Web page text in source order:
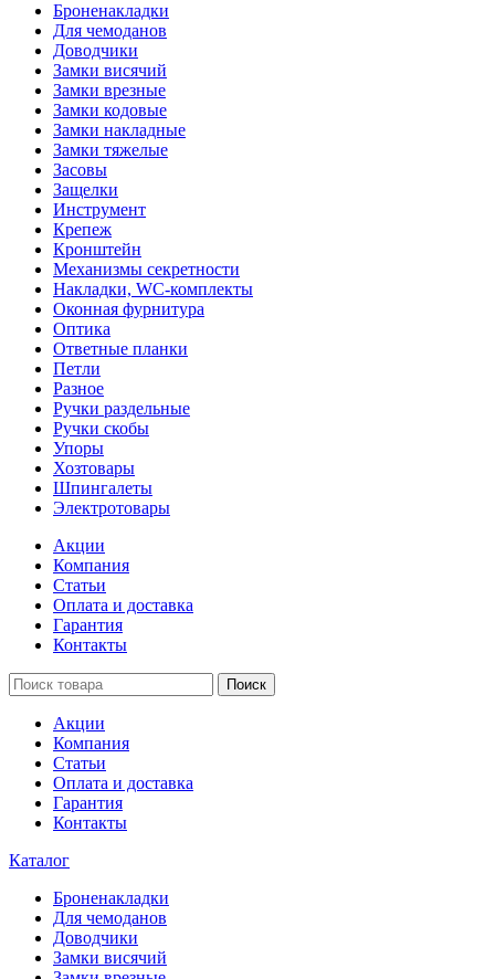
Броненакладки
Для чемоданов
Доводчики
Замки висячий
Замки врезные
Замки кодовые
Замки накладные
Замки тяжелые
Засовы
Защелки
Инструмент
Крепеж
Кронштейн
Механизмы секретности
Накладки, WC-комплекты
Оконная фурнитура
Оптика
Ответные планки
Петли
Разное
Ручки раздельные
Ручки скобы
Упоры
Хозтовары
Шпингалеты
Электротовары
Акции
Компания
Статьи
Оплата и доставка
Гарантия
Контакты
Поиск
Акции
Компания
Статьи
Оплата и доставка
Гарантия
Контакты
Каталог
Броненакладки
Для чемоданов
Доводчики
Замки висячий